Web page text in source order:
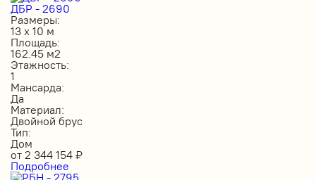
ДБР - 2690
Размеры:
13 х 10 м
Площадь:
162.45 м2
Этажность:
1
Мансарда:
Да
Материал:
Двойной брус
Тип:
Дом
от 2 344 154 ₽
Подробнее